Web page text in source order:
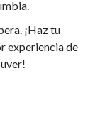
¡Haz tu
experiencia de